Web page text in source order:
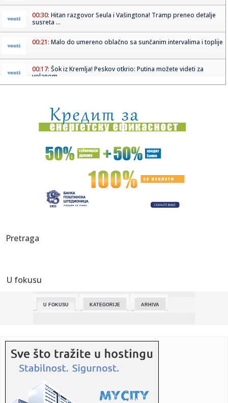
00:30: Hitan razgovor Seula i Vašingtona! Tramp preneo detalje
susreta ...
00:21: Malo do umereno oblačno sa sunčanim intervalima i toplije
00:17: Šok iz Kremlja! Peskov otkrio: Putina možete videti za
volanom ...
00:11:Ovako bi trebalo da izgleda nova Škoda Karoq
00:00:Stado krava napalo bračni par u Austriji, žena podlegla
povreda...
ŠTULIĆ NAPRAVIO HAOS NA APENINIMA: Gol Srbina
zakomplikovao bor...
23:50:Sudar dva aviona na aeromitingu u SAD, nije poznato ima li
23:39:
23:32:
Imamo novog "Beogradskog pobednika": Nikolić se
23:16:Vučić u Bakuu otvorio vrata novim milijardama! Mali:
Predstavil...
23:12:Studenti pozivaju na protest u ponedeljak ispred
Filozofskog faku...
Pretraga
U fokusu
U FOKUSU KATEGORIJE ARHIVA